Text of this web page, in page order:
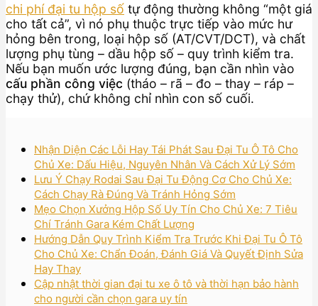
chi phí đại tu hộp số tự động thường không “một giá
cho tất cả”, vì nó phụ thuộc trực tiếp vào mức hư
hỏng bên trong, loại hộp số (AT/CVT/DCT), và chất
lượng phụ tùng – dầu hộp số – quy trình kiểm tra.
Nếu bạn muốn ước lượng đúng, bạn cần nhìn vào
cấu phần công việc (tháo – rã – đo – thay – ráp –
chạy thử), chứ không chỉ nhìn con số cuối.
Nhận Diện Các Lỗi Hay Tái Phát Sau Đại Tu Ô Tô Cho
Chủ Xe: Dấu Hiệu, Nguyên Nhân Và Cách Xử Lý Sớm
Lưu Ý Chạy Rodai Sau Đại Tu Động Cơ Cho Chủ Xe:
Cách Chạy Rà Đúng Và Tránh Hỏng Sớm
Mẹo Chọn Xưởng Hộp Số Uy Tín Cho Chủ Xe: 7 Tiêu
Chí Tránh Gara Kém Chất Lượng
Hướng Dẫn Quy Trình Kiểm Tra Trước Khi Đại Tu Ô Tô
Cho Chủ Xe: Chẩn Đoán, Đánh Giá Và Quyết Định Sửa
Hay Thay
Cập nhật thời gian đại tu xe ô tô và thời hạn bảo hành
cho người cần chọn gara uy tín